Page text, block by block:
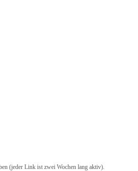
(jeder Link ist zwei Wochen lang aktiv).